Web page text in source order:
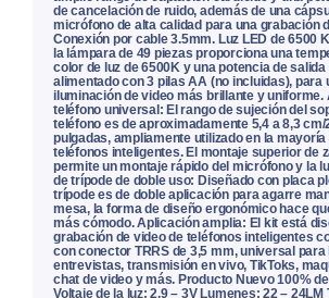
de cancelación de ruido, además de una
micrófono de alta calidad para una grabación
Conexión por cable 3.5mm. Luz LED de 6500
la lámpara de 49 piezas proporciona una
color de luz de 6500K y una potencia de salida
alimentado con 3 pilas AA (no incluidas), para
iluminación de video más brillante y uniforme.
teléfono universal: El rango de sujeción del
teléfono es de aproximadamente 5,4 a 8,3 cm/
pulgadas, ampliamente utilizado en la mayoría
teléfonos inteligentes. El montaje superior de
permite un montaje rápido del micrófono y la
de trípode de doble uso: Diseñado con placa
trípode es de doble aplicación para agarre
mesa, la forma de diseño ergonómico hace
más cómodo. Aplicación amplia: El kit está
grabación de video de teléfonos inteligentes
con conector TRRS de 3,5 mm, universal para
entrevistas, transmisión en vivo, TikToks,
chat de video y más. Producto Nuevo 100%
Voltaje de la luz: 2.9 – 3V Lumenes: 22 –